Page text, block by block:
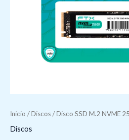
Inicio /Discos/ Disco SSD M.2 NVME
Discos